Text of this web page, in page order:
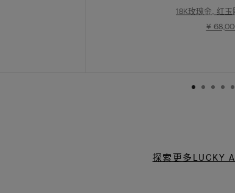
18K玫瑰金, 红
¥
探索更多LUCKY